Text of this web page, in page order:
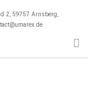
2, 59757 Arnsberg,